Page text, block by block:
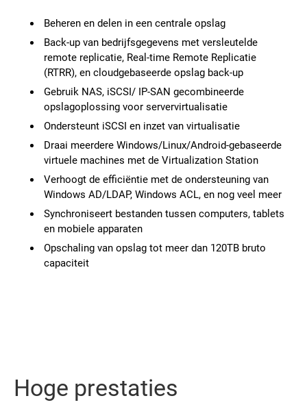
Beheren en delen in een centrale opslag
Back-up van bedrijfsgegevens met versleutelde
remote replicatie, Real-time Remote Replicatie
(RTRR), en cloudgebaseerde opslag back-up
Gebruik NAS, iSCSI/ IP-SAN gecombineerde
opslagoplossing voor servervirtualisatie
Ondersteunt iSCSI en inzet van virtualisatie
Draai meerdere Windows/Linux/Android-gebaseerde
virtuele machines met de Virtualization Station
Verhoogt de efficiëntie met de ondersteuning van
Windows AD/LDAP, Windows ACL, en nog veel meer
Synchroniseert bestanden tussen computers, tablets
en mobiele apparaten
Opschaling van opslag tot meer dan 120TB bruto
capaciteit
Hoge prestaties